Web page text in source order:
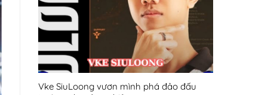
Vke SiuLoong vươn mình phá đảo đấu